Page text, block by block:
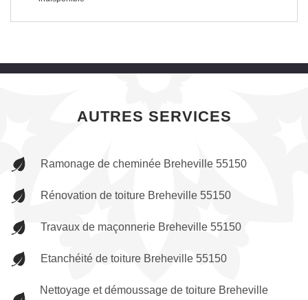
AUTRES SERVICES
Ramonage de cheminée Breheville 55150
Rénovation de toiture Breheville 55150
Travaux de maçonnerie Breheville 55150
Etanchéité de toiture Breheville 55150
Nettoyage et démoussage de toiture Breheville